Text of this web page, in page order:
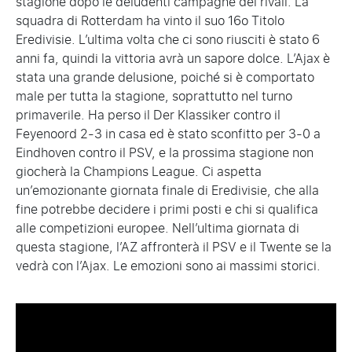
squadra di Rotterdam ha vinto il suo 16o Titolo
Eredivisie. L’ultima volta che ci sono riusciti è stato 6
anni fa, quindi la vittoria avrà un sapore dolce. L’Ajax è
stata una grande delusione, poiché si è comportato
male per tutta la stagione, soprattutto nel turno
primaverile. Ha perso il Der Klassiker contro il
Feyenoord 2-3 in casa ed è stato sconfitto per 3-0 a
Eindhoven contro il PSV, e la prossima stagione non
giocherà la Champions League. Ci aspetta
un’emozionante giornata finale di Eredivisie, che alla
fine potrebbe decidere i primi posti e chi si qualifica
alle competizioni europee. Nell’ultima giornata di
questa stagione, l’AZ affronterà il PSV e il Twente se la
vedrà con l’Ajax. Le emozioni sono ai massimi storici.